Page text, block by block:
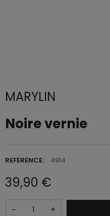
MARYLIN
Noire vernie
REFERENCE: 4914
39,90 €
− +